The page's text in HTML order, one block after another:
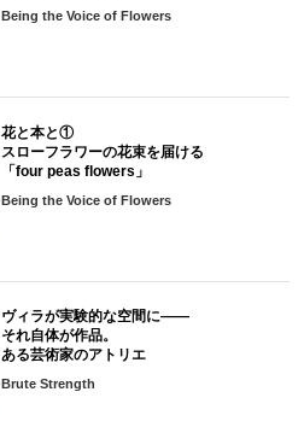
Being the Voice of Flowers
花と本と①
スローフラワーの花束を届ける
「four peas flowers」
Being the Voice of Flowers
ヴィラが実験的な空間に――
それ自体が作品。
ある芸術家のアトリエ
Brute Strength